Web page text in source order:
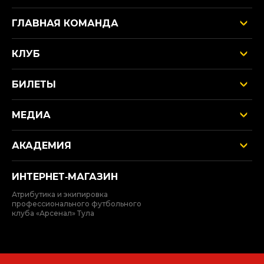
ГЛАВНАЯ КОМАНДА
КЛУБ
БИЛЕТЫ
МЕДИА
АКАДЕМИЯ
ИНТЕРНЕТ‑МАГАЗИН
Атрибутика и экипировка
профессионального футбольного
клуба «Арсенал» Тула